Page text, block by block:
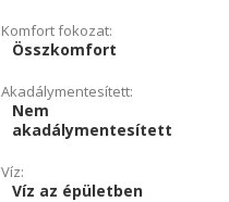
Komfort fokozat:
Összkomfort
Akadálymentesített:
Nem
akadálymentesített
Víz:
Víz az épületben